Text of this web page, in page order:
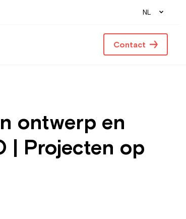
NL
Contact
ontwerp en
| Projecten op